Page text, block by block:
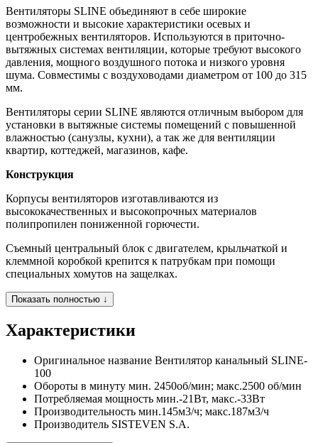
Вентиляторы SLINE объединяют в себе широкие
возможности и высокие характеристики осевых и
центробежных вентиляторов. Используются в приточно-
вытяжных системах вентиляции, которые требуют высокого
давления, мощного воздушного потока и низкого уровня
шума. Совместимы с воздуховодами диаметром от 100 до 315
мм.
Вентиляторы серии SLINE являются отличным выбором для
установки в вытяжные системы помещений с повышенной
влажностью (санузлы, кухни), а так же для вентиляции
квартир, коттеджей, магазинов, кафе.
Конструкция
Корпусы вентиляторов изготавливаются из
высококачественных и высокопрочных материалов
полипропилен пониженной горючести.
Съемный центральный блок с двигателем, крыльчаткой и
клеммной коробкой крепится к патрубкам при помощи
специальных хомутов на защелках.
Показать полностью ↓
Характеристики
Оригинальное название Вентилятор канальный SLINE-
100
Обороты в минуту мин. 2450об/мин; макс.2500 об/мин
Потребляемая мощность мин.-21Вт, макс.-33Вт
Производительность мин.145м3/ч; макс.187м3/ч
Производитель SISTEVEN S.A.